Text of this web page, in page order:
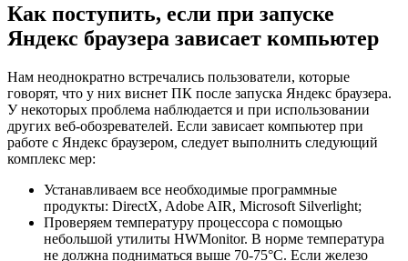
Как поступить, если при запуске
Яндекс браузера зависает компьютер
Нам неоднократно встречались пользователи, которые
говорят, что у них виснет ПК после запуска Яндекс браузера.
У некоторых проблема наблюдается и при использовании
других веб-обозревателей. Если зависает компьютер при
работе с Яндекс браузером, следует выполнить следующий
комплекс мер:
Устанавливаем все необходимые программные
продукты: DirectX, Adobe AIR, Microsoft Silverlight;
Проверяем температуру процессора с помощью
небольшой утилиты HWMonitor. В норме температура
не должна подниматься выше 70-75°С. Если железо